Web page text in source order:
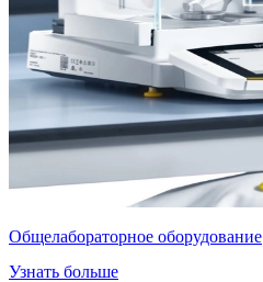
Общелабораторное оборудование
Узнать больше